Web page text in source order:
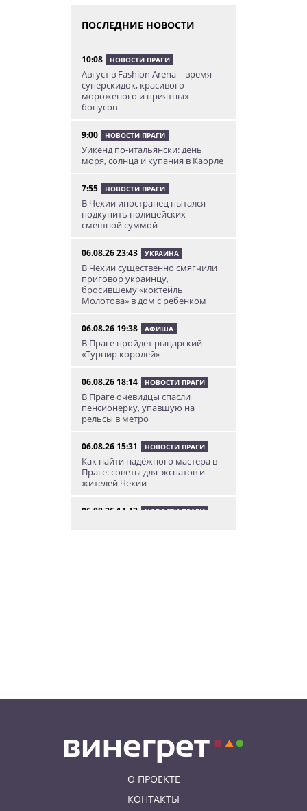
ПОСЛЕДНИЕ НОВОСТИ
10:08 НОВОСТИ ПРАГИ
Август в Fashion Arena – время
суперскидок, красивого
мороженого и приятных
бонусов
9:00 НОВОСТИ ПРАГИ
Уикенд по-итальянски: день
моря, солнца и купания в Каорле
7:55 НОВОСТИ ПРАГИ
В Чехии иностранец пытался
подкупить полицейских
смешной суммой
06.08.26 23:43 УКРАИНА
В Чехии существенно смягчили
приговор украинцу,
бросившему «коктейль
Молотова» в дом с ребенком
06.08.26 19:38 АФИША
В Праге пройдет рыцарский
«Турнир королей»
06.08.26 18:14 НОВОСТИ ПРАГИ
В Праге очевидцы спасли
пенсионерку, упавшую на
рельсы в метро
06.08.26 15:31 НОВОСТИ ПРАГИ
Как найти надёжного мастера в
Праге: советы для экспатов и
жителей Чехии
06.08.26 14:42 НОВОСТИ ПРАГИ
О ПРОЕКТЕ
КОНТАКТЫ